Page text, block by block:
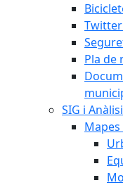
Pla de
SIG i